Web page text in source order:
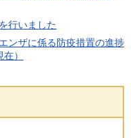
行いました
ンザに係る防疫措置の進捗
）